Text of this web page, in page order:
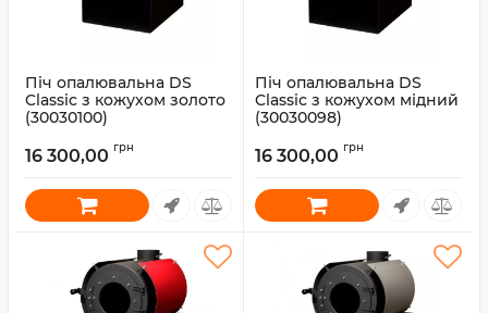
Піч опалювальна DS
Classic з кожухом золото
(30030100)
16 300,00 грн
Піч опалювальна DS
Classic з кожухом мідний
(30030098)
16 300,00 грн